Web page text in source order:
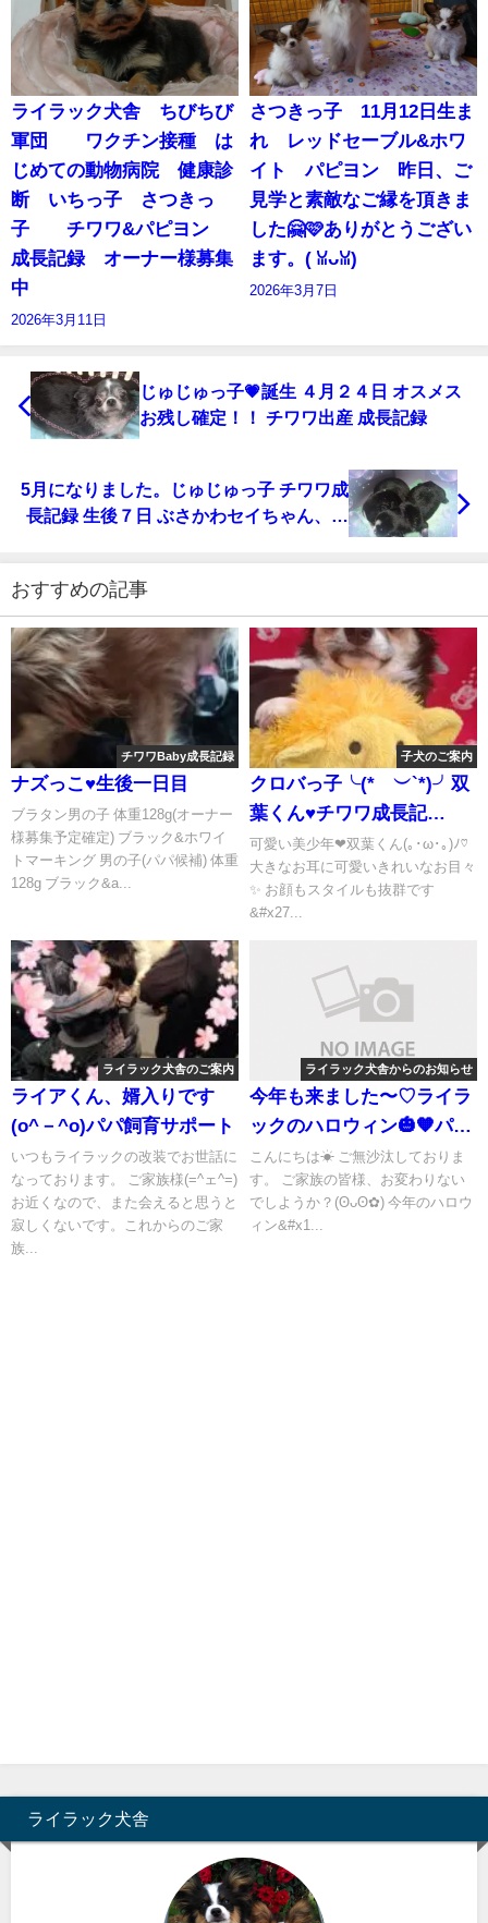
ライラック犬舎 ちびちび
軍団 ワクチン接種 は
じめての動物病院 健康診
断 いちっ子 さつきっ
子 チワワ&パピヨン
成長記録 オーナー様募集
中
2026年3月11日
さつきっ子 11月12日生ま
れ レッドセーブル&ホワ
イト パピヨン 昨日、ご
見学と素敵なご縁を頂きま
した🤗🩷ありがとうござい
ます。(⁠ ⁠ꈍ⁠ᴗ⁠ꈍ⁠)
2026年3月7日
じゅじゅっ子💗誕生 ４月２４日 オスメス
お残し確定！！ チワワ出産 成長記録
5月になりました。じゅじゅっ子 チワワ成
長記録 生後７日 ぶさかわセイちゃん、チ
おすすめの記事
チワワBaby成長記録
ナズっこ♥️生後一日目
ブラタン男の子 体重128g(オーナー
様募集予定確定) ブラック&ホワイ
トマーキング 男の子(パパ候補) 体重
128g ブラック&a...
子犬のご案内
クロバっ子╰(*´︶`*)╯双
葉くん♥チワワ成長記
録 オーナー様募集中
可愛い美少年❤双葉くん(｡･ω･｡)ﾉ♡
大きなお耳に可愛いきれいなお目々
✨ お顔もスタイルも抜群です
&#x27...
ライラック犬舎のご案内
ライアくん、婿入りです
(o^－^o)パパ飼育サポート
いつもライラックの改装でお世話に
なっております。 ご家族様(=^ェ^=)
お近くなので、また会えると思うと
寂しくないです。これからのご家
族...
ライラック犬舎からのお知らせ
今年も来ました〜♡ライラ
ックのハロウィン🎃🧡パー
ティー✨️イェーイ！
♡(⁠≧⁠▽⁠≦⁠)
こんにちは☀ ご無沙汰しておりま
す。 ご家族の皆様、お変わりない
でしようか？(⁠ʘ⁠ᴗ⁠ʘ⁠✿⁠) 今年のハロウ
ィン&#x1...
ライラック犬舎